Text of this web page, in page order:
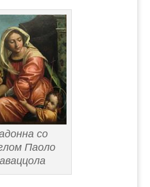
со
Паоло